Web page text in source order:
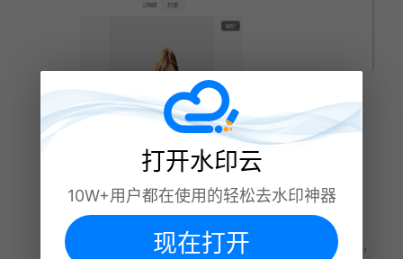
打开水印云
10W+用户都在使用的轻松去水印神器
现在打开